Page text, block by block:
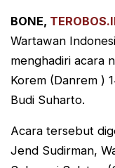
BONE,
Wartawan
menghadiri acara
Korem (Danrem )
Budi Suharto.
Acara tersebut
Jend Sudirman,